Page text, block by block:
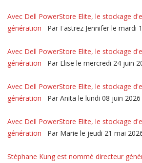
Avec Dell PowerStore Elite, le stockage
génération
Par Fastrez Jennifer le mardi
Avec Dell PowerStore Elite, le stockage
génération
Par Elise le mercredi 24 juin
Avec Dell PowerStore Elite, le stockage
génération
Par Anita le lundi 08 juin 2026
Avec Dell PowerStore Elite, le stockage
génération
Par Marie le jeudi 21 mai
Stéphane Kung est nommé directeur